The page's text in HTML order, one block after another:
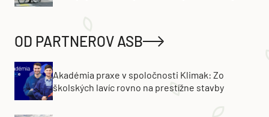
OD PARTNEROV ASB
Akadémia praxe v spoločnosti Klimak: Zo
školských lavíc rovno na prestížne stavby